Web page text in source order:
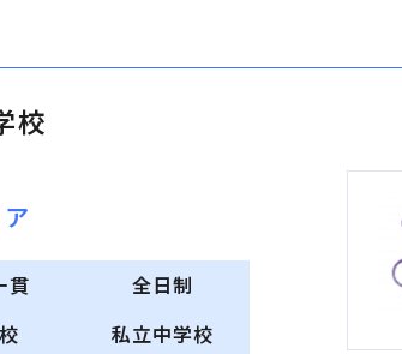
校
貫
全日制
私立中学校